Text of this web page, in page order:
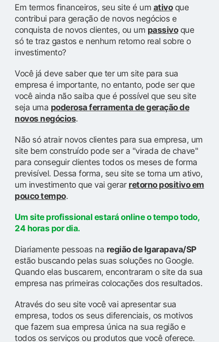
Em termos financeiros, seu site é um ativoque
contribui para geração de novos negócios e
conquista de novos clientes, ou um passivoque
só te traz gastos e nenhum retorno real sobre o
investimento?
Você já deve saber que ter um site para sua
empresa é importante, no entanto, pode ser que
você ainda não saiba que é possível que seu site
seja uma poderosa ferramenta de geração de
novos negócios.
Não só atrair novos clientes para sua empresa, um
site bem construído pode ser a "virada de chave"
para conseguir clientes todos os meses de forma
previsível. Dessa forma, seu site se torna um ativo,
um investimento que vai gerar retorno positivo em
pouco tempo.
Um site profissional estará online o tempo todo,
24 horas por dia.
Diariamente pessoas na região de Igarapava/SP
estão buscando pelas suas soluções no Google.
Quando elas buscarem, encontraram o site da sua
empresa nas primeiras colocações dos resultados.
Através do seu site você vai apresentar sua
empresa, todos os seus diferenciais, os motivos
que fazem sua empresa única na sua região e
todos os serviços ou produtos que você oferece.